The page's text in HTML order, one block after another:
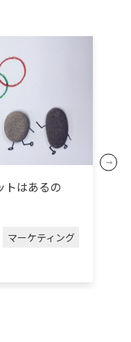
トはあるの
マーケティング